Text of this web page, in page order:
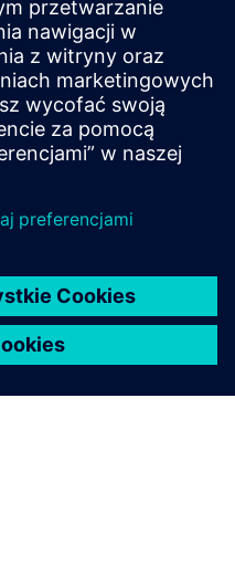
and deteriorating
inspection, maintenance
service failure - Provide
and repair...